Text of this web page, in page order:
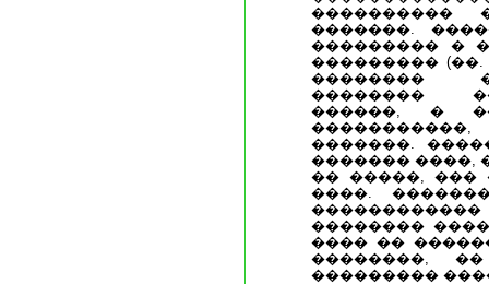
����������
�������.
��������� �
���������
��������
��������
������, �
�������.
������� ����,
�� �����, ���
����.
��������
���� ��
��������,
���������